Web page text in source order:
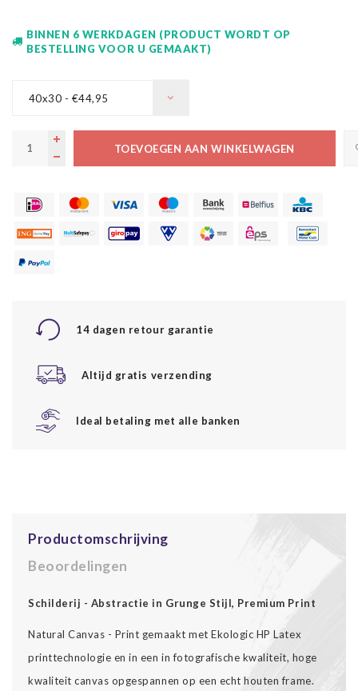
BINNEN 6 WERKDAGEN (PRODUCT WORDT OP
BESTELLING VOOR U GEMAAKT)
40x30 - €44,95
TOEVOEGEN AAN WINKELWAGEN
14 dagen retour garantie
Altijd gratis verzending
Ideal betaling met alle banken
Productomschrijving
Beoordelingen
Schilderij - Abstractie in Grunge Stijl, Premium Print
Natural Canvas - Print gemaakt met Ekologic HP Latex
printtechnologie en in een in fotografische kwaliteit, hoge
kwaliteit canvas opgespannen op een echt houten frame.